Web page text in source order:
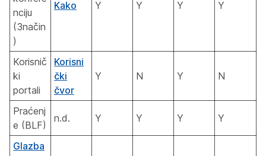
nciju
(3način
)
Kako Y Y Y Y
Korisnič
ki
portali
Korisni
čki
čvor
Y N Y N
Praćenj
e (BLF)
n.d. Y Y Y Y
Glazba